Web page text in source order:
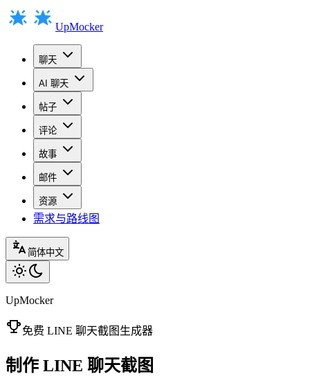
UpMocker
聊天
AI 聊天
帖子
评论
故事
邮件
资源
需求与路线图
简体中文
UpMocker
免费 LINE 聊天截图生成器
制作 LINE 聊天截图